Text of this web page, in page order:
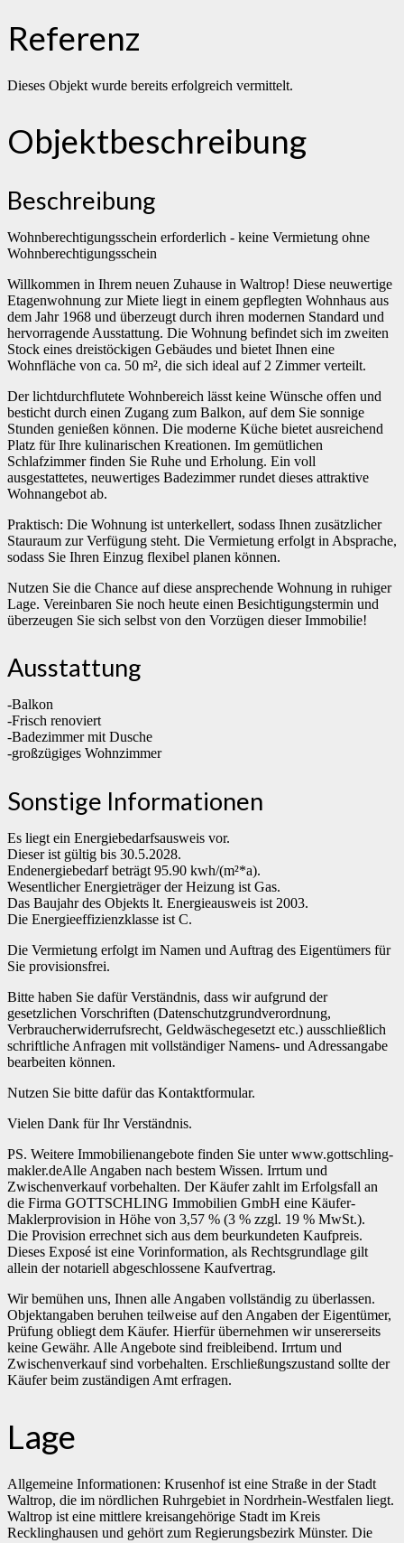
Referenz
Dieses Objekt wurde bereits erfolgreich vermittelt.
Objekt­beschreibung
Beschreibung
Wohnberechtigungsschein erforderlich - keine Vermietung ohne
Wohnberechtigungsschein
Willkommen in Ihrem neuen Zuhause in Waltrop! Diese neuwertige
Etagenwohnung zur Miete liegt in einem gepflegten Wohnhaus aus
dem Jahr 1968 und überzeugt durch ihren modernen Standard und
hervorragende Ausstattung. Die Wohnung befindet sich im zweiten
Stock eines dreistöckigen Gebäudes und bietet Ihnen eine
Wohnfläche von ca. 50 m², die sich ideal auf 2 Zimmer verteilt.
Der lichtdurchflutete Wohnbereich lässt keine Wünsche offen und
besticht durch einen Zugang zum Balkon, auf dem Sie sonnige
Stunden genießen können. Die moderne Küche bietet ausreichend
Platz für Ihre kulinarischen Kreationen. Im gemütlichen
Schlafzimmer finden Sie Ruhe und Erholung. Ein voll
ausgestattetes, neuwertiges Badezimmer rundet dieses attraktive
Wohnangebot ab.
Praktisch: Die Wohnung ist unterkellert, sodass Ihnen zusätzlicher
Stauraum zur Verfügung steht. Die Vermietung erfolgt in Absprache,
sodass Sie Ihren Einzug flexibel planen können.
Nutzen Sie die Chance auf diese ansprechende Wohnung in ruhiger
Lage. Vereinbaren Sie noch heute einen Besichtigungstermin und
überzeugen Sie sich selbst von den Vorzügen dieser Immobilie!
Ausstattung
-Balkon
-Frisch renoviert
-Badezimmer mit Dusche
-großzügiges Wohnzimmer
Sonstige Informationen
Es liegt ein Energiebedarfsausweis vor.
Dieser ist gültig bis 30.5.2028.
Endenergiebedarf beträgt 95.90 kwh/(m²*a).
Wesentlicher Energieträger der Heizung ist Gas.
Das Baujahr des Objekts lt. Energieausweis ist 2003.
Die Energieeffizienzklasse ist C.
Die Vermietung erfolgt im Namen und Auftrag des Eigentümers für
Sie provisionsfrei.
Bitte haben Sie dafür Verständnis, dass wir aufgrund der
gesetzlichen Vorschriften (Datenschutzgrundverordnung,
Verbraucherwiderrufsrecht, Geldwäschegesetzt etc.) ausschließlich
schriftliche Anfragen mit vollständiger Namens- und Adressangabe
bearbeiten können.
Nutzen Sie bitte dafür das Kontaktformular.
Vielen Dank für Ihr Verständnis.
PS. Weitere Immobilienangebote finden Sie unter www.gottschling-
makler.deAlle Angaben nach bestem Wissen. Irrtum und
Zwischenverkauf vorbehalten. Der Käufer zahlt im Erfolgsfall an
die Firma GOTTSCHLING Immobilien GmbH eine Käufer-
Maklerprovision in Höhe von 3,57 % (3 % zzgl. 19 % MwSt.).
Die Provision errechnet sich aus dem beurkundeten Kaufpreis.
Dieses Exposé ist eine Vorinformation, als Rechtsgrundlage gilt
allein der notariell abgeschlossene Kaufvertrag.
Wir bemühen uns, Ihnen alle Angaben vollständig zu überlassen.
Objektangaben beruhen teilweise auf den Angaben der Eigentümer,
Prüfung obliegt dem Käufer. Hierfür übernehmen wir unsererseits
keine Gewähr. Alle Angebote sind freibleibend. Irrtum und
Zwischenverkauf sind vorbehalten. Erschließungszustand sollte der
Käufer beim zuständigen Amt erfragen.
Lage
Allgemeine Informationen: Krusenhof ist eine Straße in der Stadt
Waltrop, die im nördlichen Ruhrgebiet in Nordrhein-Westfalen liegt.
Waltrop ist eine mittlere kreisangehörige Stadt im Kreis
Recklinghausen und gehört zum Regierungsbezirk Münster. Die